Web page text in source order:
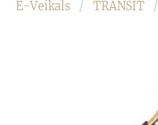
E-Veikals TRANSIT